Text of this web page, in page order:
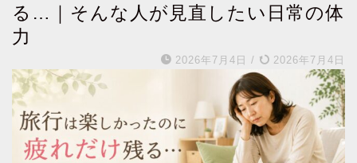
る…｜そんな人が見直したい日常の体
力
2026年7月4日 / 2026年7月4日